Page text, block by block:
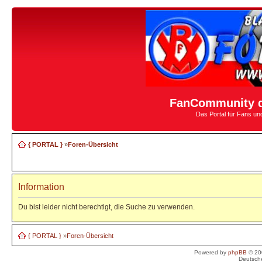
FanCommunity
Das Portal für Fans
{ PORTAL }»Foren-Übersicht
Information
Du bist leider nicht berechtigt, die Suche zu verwenden.
{ PORTAL } »Foren-Übersicht
Powered byphpBB ©